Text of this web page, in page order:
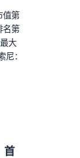
值第
名第
大
尼：
首